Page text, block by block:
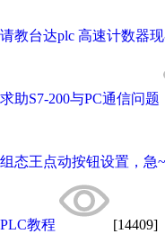
请教台达plc 高速计数器
求助S7-200与PC通信问题
组态王点动按钮设置，急~
PLC教程 [14409]